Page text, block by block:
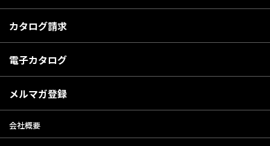
カタログ請求
電子カタログ
メルマガ登録
会社概要